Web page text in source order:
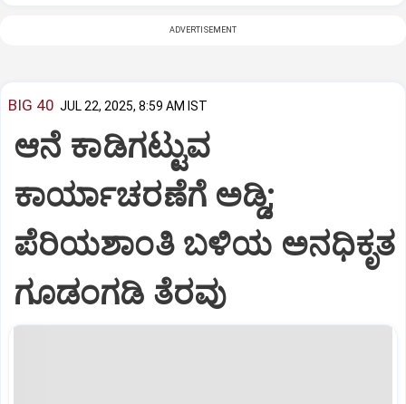
ADVERTISEMENT
BIG 40 JUL 22, 2025, 8:59 AM IST
ಆನೆ ಕಾಡಿಗಟ್ಟುವ
ಕಾರ್ಯಾಚರಣೆಗೆ ಅಡ್ಡಿ;
ಪೆರಿಯಶಾಂತಿ ಬಳಿಯ ಅನಧಿಕೃತ
ಗೂಡಂಗಡಿ ತೆರವು